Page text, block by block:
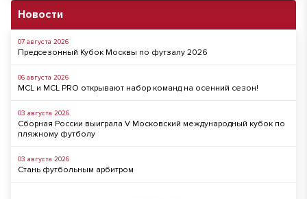
Новости
07 августа 2026
Предсезонный Кубок Москвы по футзалу 2026
06 августа 2026
MCL и MCL PRO открывают набор команд на осенний сезон!
03 августа 2026
Сборная России выиграла V Московский международный кубок по
пляжному футболу
03 августа 2026
Стань футбольным арбитром